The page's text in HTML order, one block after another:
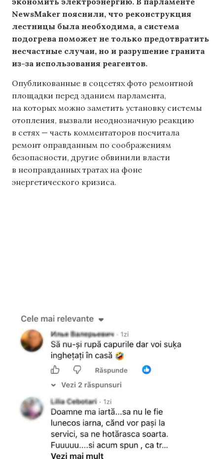
NewsMaker пояснили, что реконструкция
лестницы была необходима, а система
подогрева поможет не только предотвратить
несчастные случаи, но и разрушение гранита
из-за использования реагентов.
Опубликованные в соцсетях фото ремонтной
площадки перед зданием парламента,
на которых можно заметить установку системы
отопления, вызвали неоднозначную реакцию
в сетях — часть комментаторов посчитала
ремонт оправданным по соображениям
безопасности, другие обвинили власти
в неоправданных тратах на фоне
энергетического кризиса.